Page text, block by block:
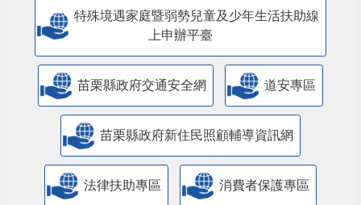
特殊境遇家庭暨弱勢兒童及少年生活扶助線
上申辦平臺
苗栗縣政府交通安全網 道安專區
苗栗縣政府新住民照顧輔導資訊網
法律扶助專區 消費者保護專區